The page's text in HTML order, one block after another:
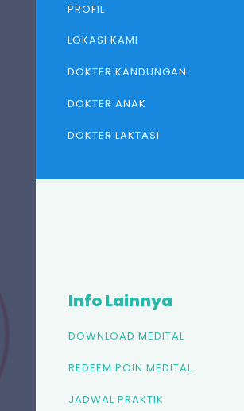
PROFIL
LOKASI KAMI
DOKTER KANDUNGAN
DOKTER ANAK
DOKTER LAKTASI
Info Lainnya
DOWNLOAD MEDITAL
REDEEM POIN MEDITAL
JADWAL PRAKTIK